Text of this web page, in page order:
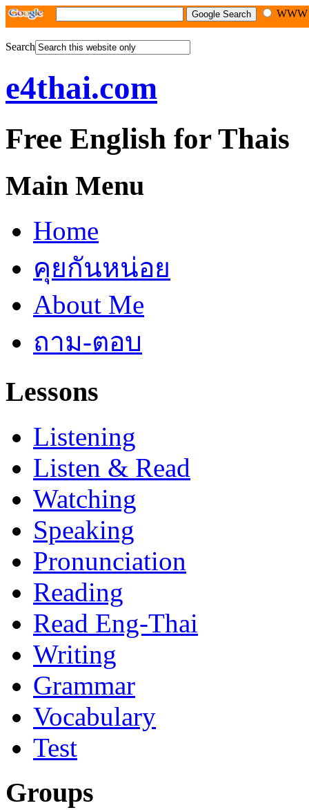
Search
e4thai.com
Free English for Thais
Main Menu
Home
คุยกันหน่อย
About Me
ถาม-ตอบ
Lessons
Listening
Listen & Read
Watching
Speaking
Pronunciation
Reading
Read Eng-Thai
Writing
Grammar
Vocabulary
Test
Groups